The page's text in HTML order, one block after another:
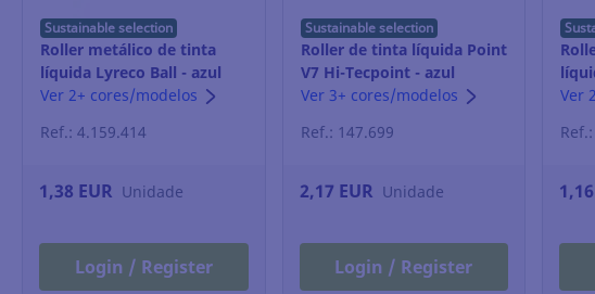
Sustainable selection
Roller metálico de tinta
líquida Lyreco Ball - azul
Ver 2+ cores/modelos
Ref.: 4.159.414
1,38 EUR Unidade
Login / Register
Sustainable selection
Roller de tinta líquida Point
V7 Hi-Tecpoint - azul
Ver 3+ cores/modelos
Ref.: 147.699
2,17 EUR Unidade
Login / Register
Ver